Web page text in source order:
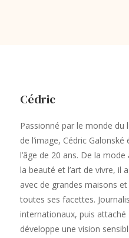
Cédric
Passionné par le monde
de l’image, Cédric
l’âge de 20 ans. De la
la beauté et l’art de vivre, il
avec de grandes maisons
toutes ses facettes.
internationaux, puis
développe une vision